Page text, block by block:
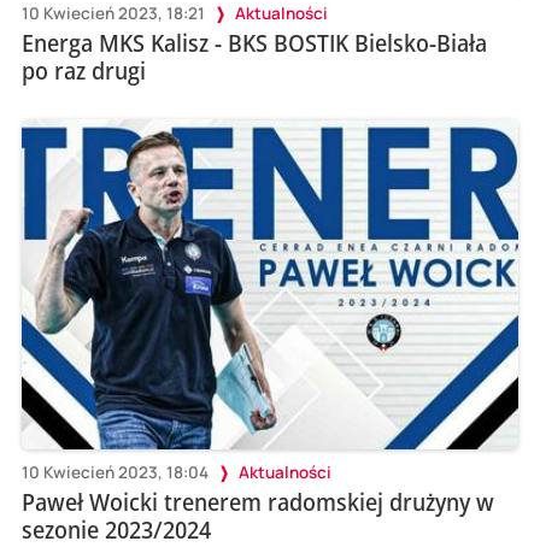
10 Kwiecień 2023, 18:21 Aktualności
Energa MKS Kalisz - BKS BOSTIK Bielsko-Biała
po raz drugi
10 Kwiecień 2023, 18:04 Aktualności
Paweł Woicki trenerem radomskiej drużyny w
sezonie 2023/2024